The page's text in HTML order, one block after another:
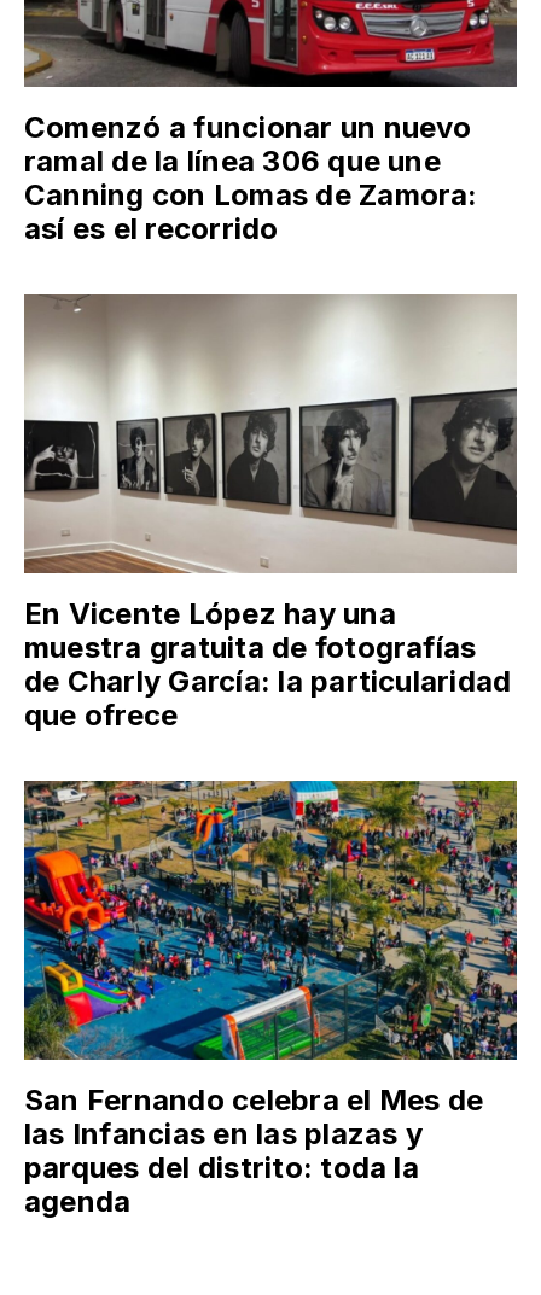
Comenzó a funcionar un nuevo
ramal de la línea 306 que une
Canning con Lomas de Zamora:
así es el recorrido
En Vicente López hay una
muestra gratuita de fotografías
de Charly García: la particularidad
que ofrece
San Fernando celebra el Mes de
las Infancias en las plazas y
parques del distrito: toda la
agenda